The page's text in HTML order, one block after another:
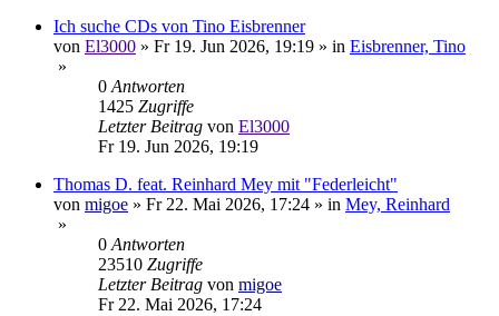
Ich suche CDs von Tino Eisbrenner
von El3000 » Fr 19. Jun 2026, 19:19 » in Eisbrenner, Tino
»
0Antworten
1425 Zugriffe
Letzter Beitrag von El3000
Fr 19. Jun 2026, 19:19
Thomas D. feat. Reinhard Mey mit "Federleicht"
von migoe » Fr 22. Mai 2026, 17:24 » in Mey, Reinhard
»
0Antworten
23510 Zugriffe
Letzter Beitrag von migoe
Fr 22. Mai 2026, 17:24